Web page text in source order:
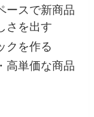
スで新商品
さを出す
を作る
単価な商品